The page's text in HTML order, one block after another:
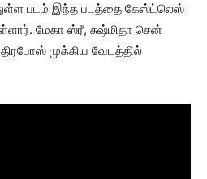
படம் இந்த படத்தை கேஸ்ட்லெஸ்
மேகா ஸ்ரீ, சுஷ்மிதா சென்
முக்கிய வேடத்தில்